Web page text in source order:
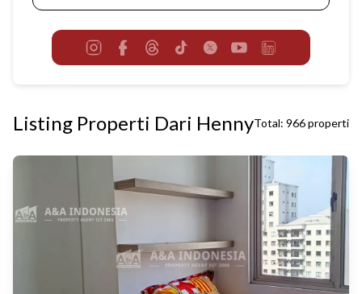
Listing Properti Dari HennyTotal: 966properti